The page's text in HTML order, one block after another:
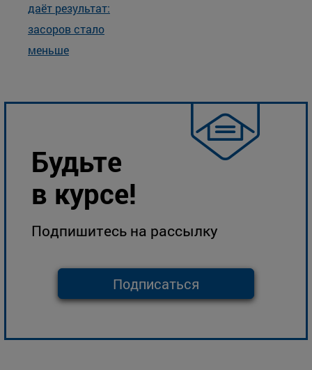
Будьте
в курсе!
Подпишитесь на рассылку
Подписаться
даёт результат:
засоров стало
меньше